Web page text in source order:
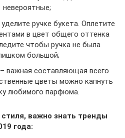
невероятные;
ручке букета. Оплетите
в цвет общего оттенка
чтобы ручка не была
большой;
важная составляющая всего
цветы можно капнуть
любимого парфюма.
важно знать тренды
года: